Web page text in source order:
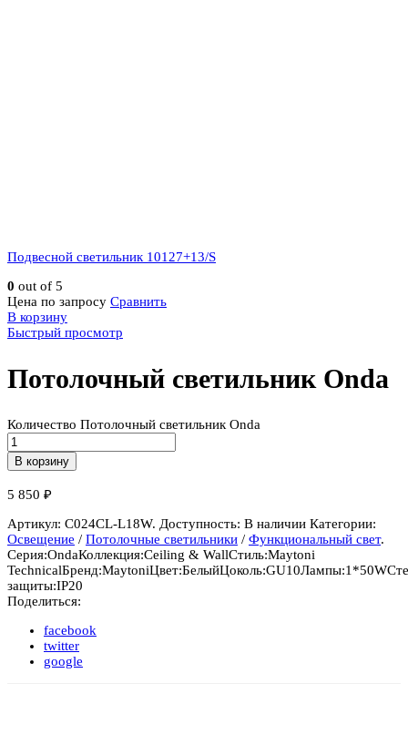
Подвесной светильник 10127+13/S
0 out of 5
Цена по запросу Сравнить
В корзину
Быстрый просмотр
Потолочный светильник Onda
Количество Потолочный светильник Onda
В корзину
5 850 ₽
Артикул: C024CL-L18W. Доступность: В наличии Категории:
Освещение / Потолочные светильники / Функциональный свет.
Серия:OndaКоллекция:Ceiling & WallСтиль:Maytoni
TechnicalБренд:MaytoniЦвет:БелыйЦоколь:GU10Лампы:1*50W
защиты:IP20
Поделиться:
facebook
twitter
google